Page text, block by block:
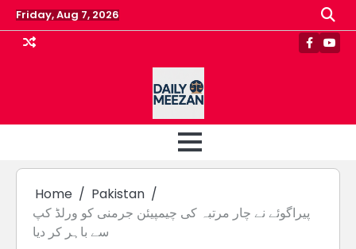
Skip
to
content
Friday, Aug 7, 2026
Home
Pakistan
پیراگوئے نے چار مرتبہ کی چیمپیئن جرمنی کو ورلڈ کپ
سے باہر کر دیا